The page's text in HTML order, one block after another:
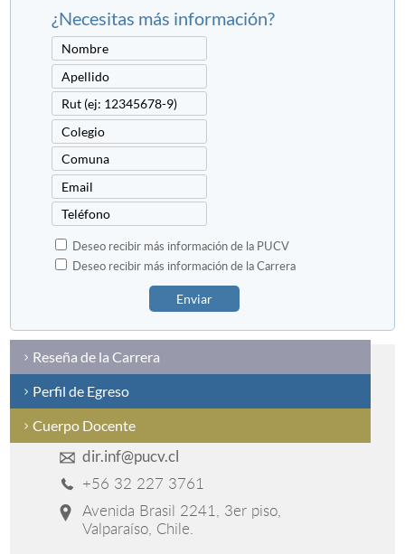
¿Necesitas más información?
Deseo recibir más información de la PUCV
Deseo recibir más información de la Carrera
Enviar
Reseña de la Carrera
Perfil de Egreso
Cuerpo Docente
dir.inf@pucv.cl
+56 32 227 3761
Avenida Brasil 2241, 3er piso,
Valparaíso, Chile.